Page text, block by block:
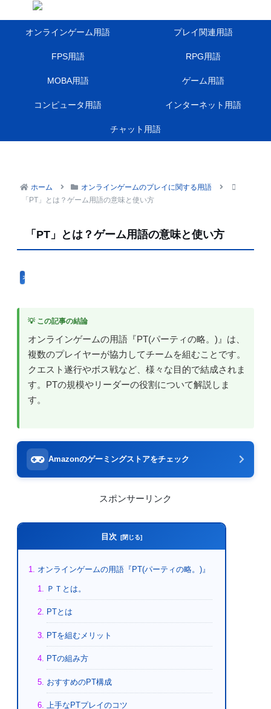
オンラインゲーム用語 プレイ関連用語
FPS用語 RPG用語
MOBA用語 ゲーム用語
コンピュータ用語 インターネット用語
チャット用語
ホーム
オンラインゲームのプレイに関する用語
「PT」とは？ゲーム用語の意味と使い方
「PT」とは？ゲーム用語の意味と使い方
オンラインゲームのプレイに関する用語
💡 この記事の結論
オンラインゲームの用語『PT(パーティの略。)』は、
複数のプレイヤーが協力してチームを組むことです。
クエスト遂行やボス戦など、様々な目的で結成されま
す。PTの規模やリーダーの役割について解説しま
す。
Amazonのゲーミングストアをチェック
スポンサーリンク
目次
オンラインゲームの用語『PT(パーティの略。)』
ＰＴとは。
PTとは
PTを組むメリット
PTの組み方
おすすめのPT構成
上手なPTプレイのコツ